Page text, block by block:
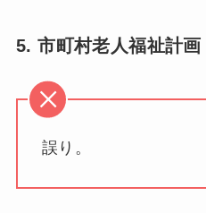
5. 市町村老人福祉計画
誤り。